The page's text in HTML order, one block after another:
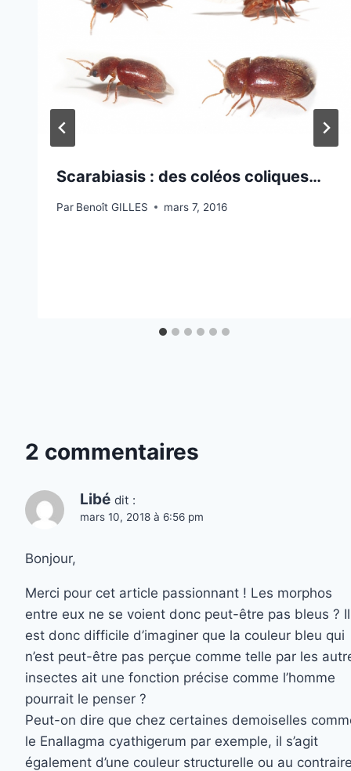
Scarabiasis : des coléos coliques…
Par Benoît GILLES mars 7, 2016
2 commentaires
Libé dit :
mars 10, 2018 à 6:56 pm
Bonjour,
Merci pour cet article passionnant ! Les morphos
entre eux ne se voient donc peut-être pas bleus ? Il
est donc difficile d’imaginer que la couleur bleu qui
n’est peut-être pas perçue comme telle par les
insectes ait une fonction précise comme l’homme
pourrait le penser ?
Peut-on dire que chez certaines demoiselles
le Enallagma cyathigerum par exemple, il s’agit
également d’une couleur structurelle ou au